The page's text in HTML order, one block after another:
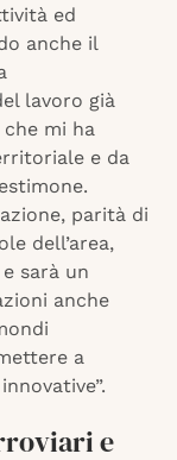
ed
anche il
lavoro già
mi ha
e da
parità di
dell’area,
sarà un
anche
a
e